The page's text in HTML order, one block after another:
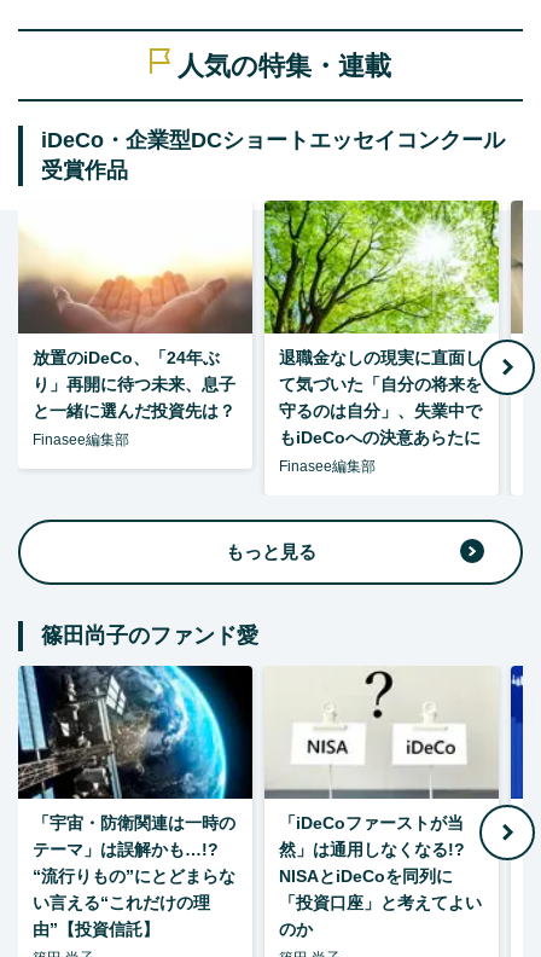
人気の特集・連載
iDeCo・企業型DCショートエッセイコンクール
受賞作品
放置のiDeCo、「24年ぶ
り」再開に待つ未来、息子
と一緒に選んだ投資先は？
Finasee編集部
退職金なしの現実に直面し
て気づいた「自分の将来を
守るのは自分」、失業中で
もiDeCoへの決意あらたに
Finasee編集部
もっと見る
篠田尚子のファンド愛
「宇宙・防衛関連は一時の
テーマ」は誤解かも…!?
“流行りもの”にとどまらな
い言える“これだけの理
由”【投資信託】
「iDeCoファーストが当
然」は通用しなくなる!?
NISAとiDeCoを同列に
「投資口座」と考えてよい
のか